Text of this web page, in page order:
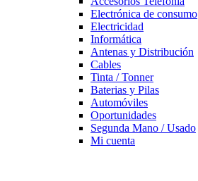
Electrónica de consumo
Electricidad
Informática
Antenas y Distribución
Cables
Tinta / Tonner
Baterias y Pilas
Automóviles
Oportunidades
Segunda Mano / Usado
Mi cuenta